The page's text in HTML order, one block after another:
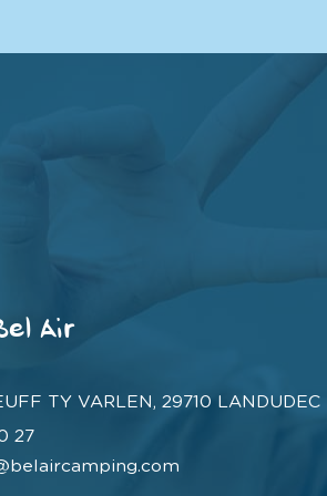
Air
TY VARLEN, 29710 LANDUDEC
27